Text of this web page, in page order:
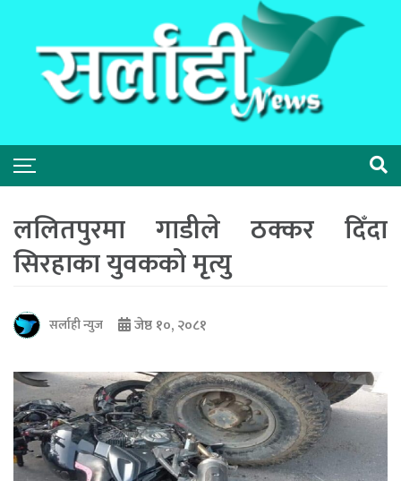
ललितपुरमा गाडीले ठक्कर दिँदा
सिरहाका युवकको मृत्यु
सर्लाही न्युज जेष्ठ १०, २०८१